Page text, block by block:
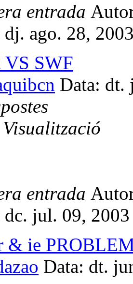
entrada
dj. ago. 28,
SWF
Data: dt.
Visualització
entrada
dc. jul. 09,
& ie
Data: dt.